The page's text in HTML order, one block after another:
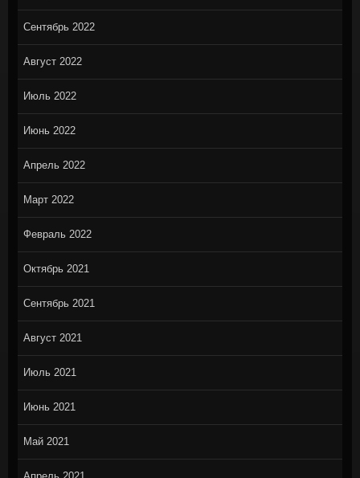
Сентябрь 2022
Август 2022
Июль 2022
Июнь 2022
Апрель 2022
Март 2022
Февраль 2022
Октябрь 2021
Сентябрь 2021
Август 2021
Июль 2021
Июнь 2021
Май 2021